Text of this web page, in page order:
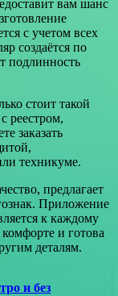
вам шанс
с учетом всех
создаётся по
подлинность
стоит такой
реестром,
заказать
техникуме.
предлагает
Приложение
к каждому
и готова
деталям.
и без